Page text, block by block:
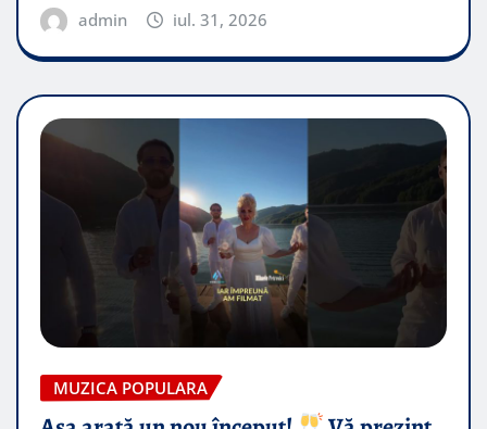
admin iul. 31, 2026
MUZICA POPULARA